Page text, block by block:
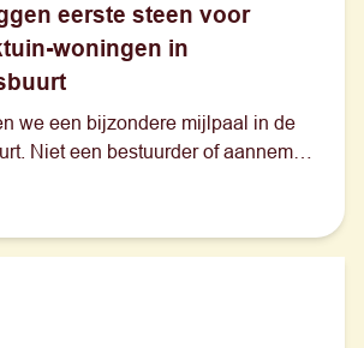
eerste steen voor
woningen in
we een bijzondere mijlpaal in de
Niet een bestuurder of aannemer,
steen voor onze nieuwe
Juist zij staan voor de toekomst